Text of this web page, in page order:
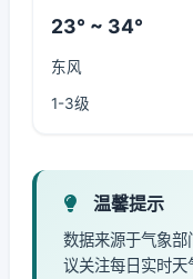
23° ~ 34°
东风
1-3级
温馨提示
数据来源于气象
议关注每日实时天